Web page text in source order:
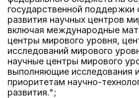
государственной поддержки
развития научных центров
включая международные
центры мирового уровня,
исследований мирового
научные центры мирового
выполняющие исследования
приоритетам научно-
развития.";